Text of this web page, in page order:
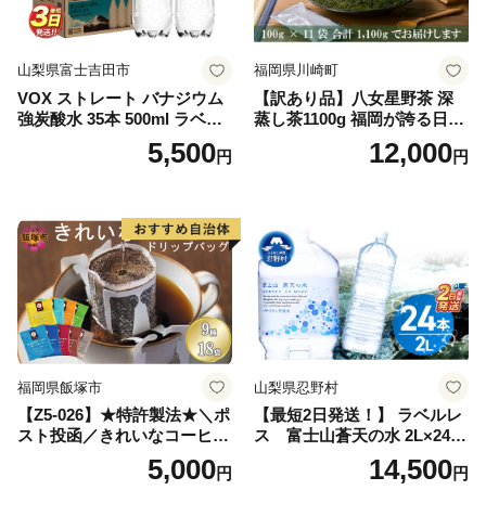
山梨県富士吉田市
VOX ストレート バナジウム
強炭酸水 35本 500ml ラベル
レス【富士吉田市限定カート
5,500円
福岡県川崎町
【訳あり品】八女星野茶 深
蒸し茶1100g 福岡が誇る日本
茶_ 訳アリ 常温 お茶 茶袋 常
備品 おちゃ ocha 茶葉 緑茶
小分け お土産 お取り寄せ グ
ルメ 福岡 九州 福岡県 国産
日本 ふかむし茶 ふかむし 家
庭用 自宅用 ちゃ りょくちゃ
ふかむしちゃ 急須 甘み 川崎
町 送料無料
12,000円
福岡県飯塚市
【Z5-026】★特許製法★＼ポ
スト投函／きれいなコーヒー
ドリップバッグ9種セット(18
袋)ゆうパケットでお届け！
5,000円
山梨県忍野村
【最短2日発送！】 ラベルレ
ス 富士山蒼天の水 2L×24本
（4ケース）※離島不可 天然
水 ミネラルウォーター 水 ペ
14,500円